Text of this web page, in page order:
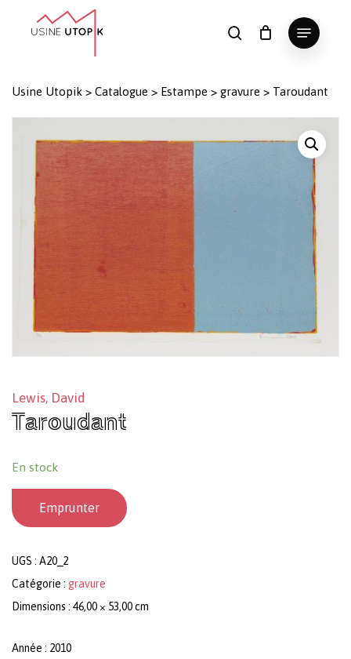
search
Menu
Panier Fermer
le
Usine Utopik > Catalogue > Estampe > gravure > Taroudant
Lewis, David
Taroudant
En stock
Emprunter
UGS : A20_2
Catégorie : gravure
Dimensions : 46,00 × 53,00 cm
Année : 2010
Close